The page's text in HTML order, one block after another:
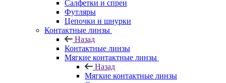
Салфетки и спреи
Футляры
Цепочки и шнурки
Контактные линзы
Назад
Контактные линзы
Мягкие контактные линзы
Назад
Мягкие контактные линзы